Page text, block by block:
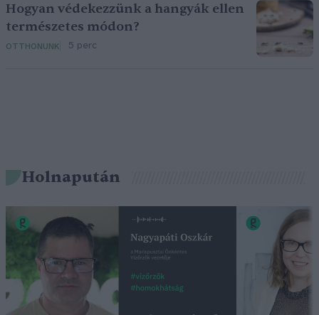
Hogyan védekezzünk a hangyák ellen
természetes módon?
OTTHONUNK 5 perc
Holnapután